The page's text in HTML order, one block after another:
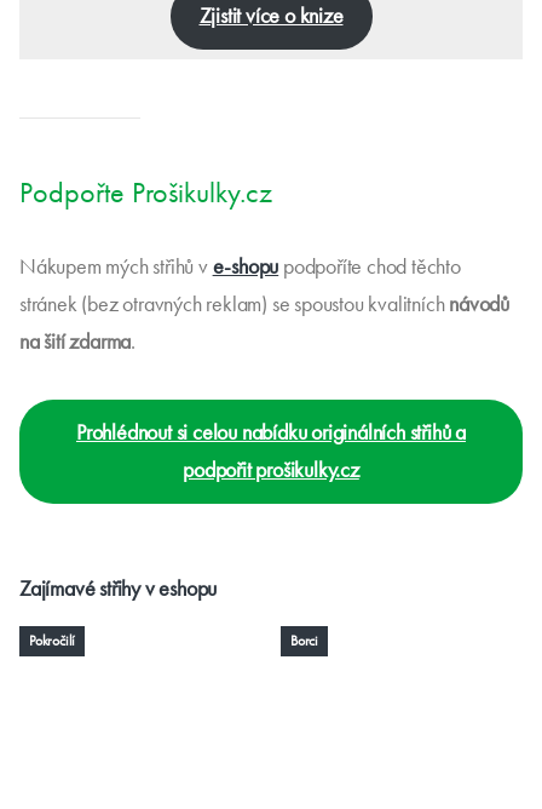
Zjistit více o knize
Podpořte Prošikulky.cz
Nákupem mých střihů ve-shopu podpoříte chod těchto
stránek (bez otravných reklam) se spoustou kvalitníchnávodů
na šití zdarma.
Prohlédnout si celou nabídku originálních střihů a
podpořit prošikulky.cz
Zajímavé střihy v eshopu
Pokročilí Borci